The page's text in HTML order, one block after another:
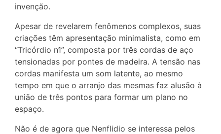
invenção.
Apesar de revelarem fenômenos complexos, suas
criações têm apresentação minimalista, como em
“Tricórdio n1”, composta por três cordas de aço
tensionadas por pontes de madeira. A tensão nas
cordas manifesta um som latente, ao mesmo
tempo em que o arranjo das mesmas faz alusão à
união de três pontos para formar um plano no
espaço.
Não é de agora que Nenflidio se interessa pelos